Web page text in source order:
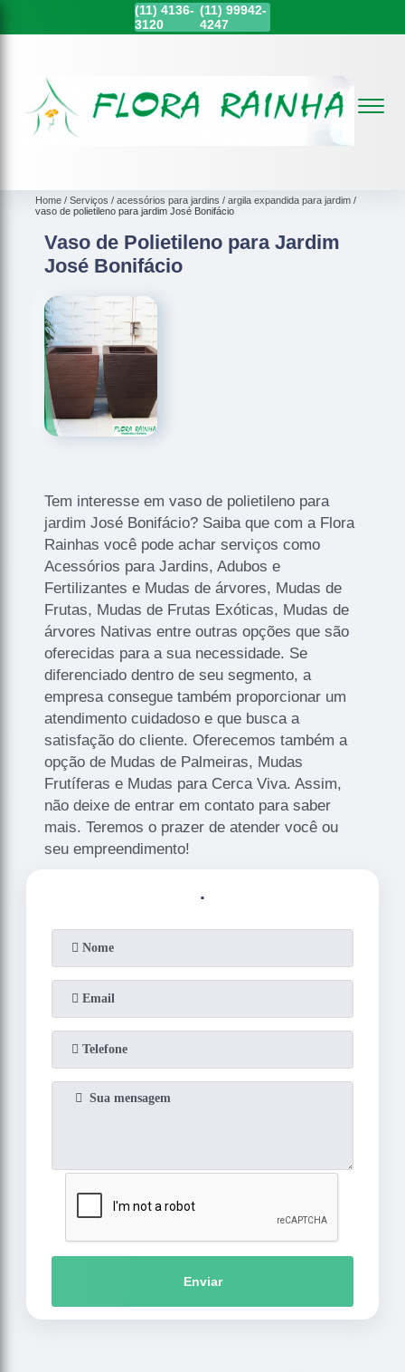
(11) 4136-
3120
(11)99942-
4247
Home Serviços acessórios para jardins
argila expandida para jardim
vaso de polietileno para jardim José Bonifácio
Vaso de Polietileno para Jardim
José Bonifácio
Tem interesse em vaso de polietileno para
jardim José Bonifácio? Saiba que com a Flora
Rainhas você pode achar serviços como
Acessórios para Jardins, Adubos e
Fertilizantes e Mudas de árvores, Mudas de
Frutas, Mudas de Frutas Exóticas, Mudas de
árvores Nativas entre outras opções que são
oferecidas para a sua necessidade. Se
diferenciado dentro de seu segmento, a
empresa consegue também proporcionar um
atendimento cuidadoso e que busca a
satisfação do cliente. Oferecemos também a
opção de Mudas de Palmeiras, Mudas
Frutíferas e Mudas para Cerca Viva. Assim,
não deixe de entrar em contato para saber
mais. Teremos o prazer de atender você ou
seu empreendimento!
.
Enviar